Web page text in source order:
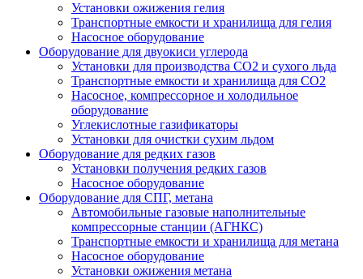
Установки ожижения гелия
Транспортные емкости и хранилища для гелия
Насосное оборудование
Оборудование для двуокиси углерода
Установки для производства СО2 и сухого льда
Транспортные емкости и хранилища для CO2
Насосное, компрессорное и холодильное
оборудование
Углекислотные газификаторы
Установки для очистки сухим льдом
Оборудование для редких газов
Установки получения редких газов
Насосное оборудование
Оборудование для СПГ, метана
Автомобильные газовые наполнительные
компрессорные станции (АГНКС)
Транспортные емкости и хранилища для метана
Насосное оборудование
Установки ожижения метана